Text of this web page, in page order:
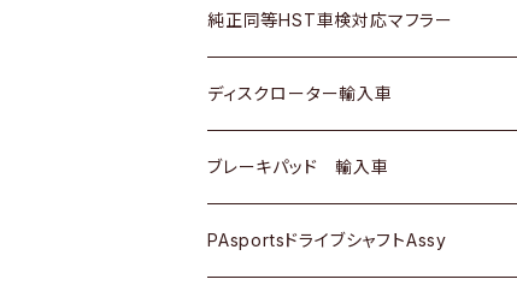
スバル
三菱
スバル
ダイハツ
マツダ
三菱
スバル
ダイハツ
マツダ
三菱
スバル
いすゞ
ダイハツ
マツダ
三菱
スズキ
日産
ダイハツ
マツダ
ホンダ
スズキ
日産
ダイハツ
ホンダ
スズキ
日産
ダイハツ
純正同等HST車検対応マフラー
トヨタ
ホンダ
スズキ
ディスクローター輸入車
ＡＵＤＩ
ＢＥＮＺ
ブレーキパッド 輸入車
ＢＥＮＺ
PAsportsドライブシャフトAssy